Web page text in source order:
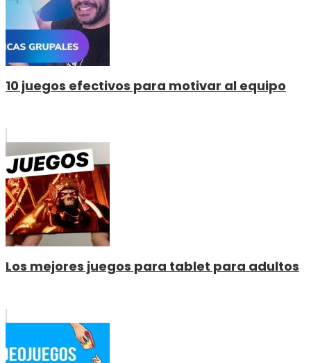
10 juegos efectivos para motivar al equipo
Los mejores juegos para tablet para adultos